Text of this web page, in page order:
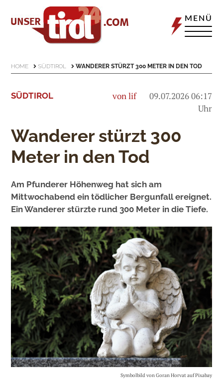
MENÜ
HOME SÜDTIROL WANDERER STÜRZT 300 METER IN DEN TOD
SÜDTIROL von lif
09.07.2026 06:17
Uhr
Wanderer stürzt 300
Meter in den Tod
Am Pfunderer Höhenweg hat sich am
Mittwochabend ein tödlicher Bergunfall ereignet.
Ein Wanderer stürzte rund 300 Meter in die Tiefe.
Symbolbild von Goran Horvat auf Pixabay